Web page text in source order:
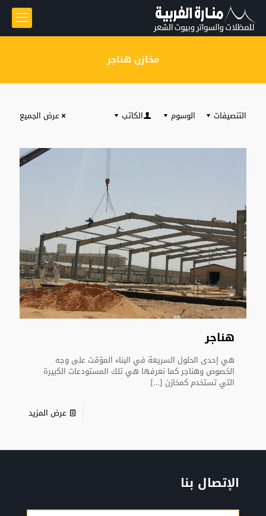
مخازن هناجر
التنصيفات الوسوم الكاتب عرض الجميع
هناجر
هي إحدى الحلول السريعة في البناء المؤقت على وجه
الخصوص وهناجر كما نعرفها هي تلك المستودعات الكبيرة
التي تستخدم كمخازن […]
عرض المزيد
الإتصال بنا